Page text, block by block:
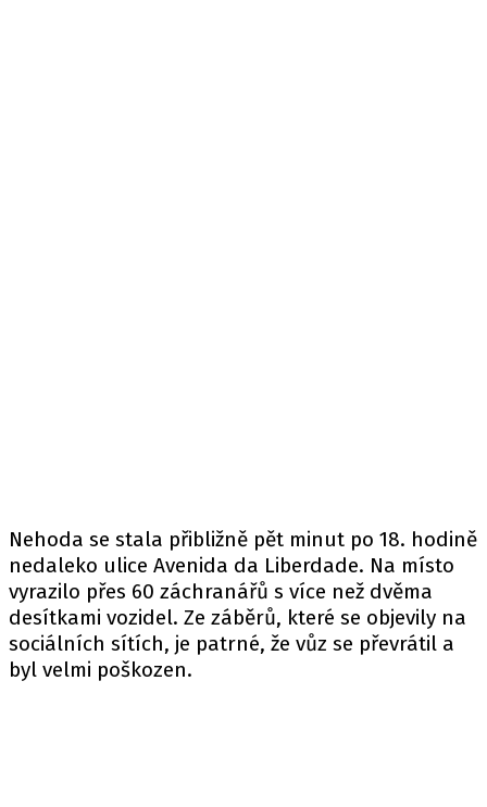
Nehoda se stala přibližně pět minut po 18. hodině
nedaleko ulice Avenida da Liberdade. Na místo
vyrazilo přes 60 záchranářů s více než dvěma
desítkami vozidel. Ze záběrů, které se objevily na
sociálních sítích, je patrné, že vůz se převrátil a
byl velmi poškozen.